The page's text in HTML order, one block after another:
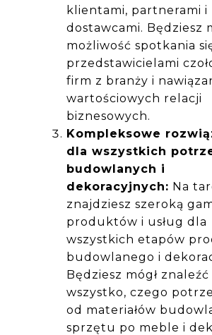
klientami, partnerami i
dostawcami. Będziesz
możliwość spotkania
przedstawicielami
firm z branży i
wartościowych relacji
biznesowych.
Kompleksowe
dla wszystkich
budowlanych i
dekoracyjnych: Na
znajdziesz szeroką
produktów i usług dla
wszystkich etapów
budowlanego i
Będziesz mógł znaleźć
wszystko, czego
od materiałów
sprzętu po meble i